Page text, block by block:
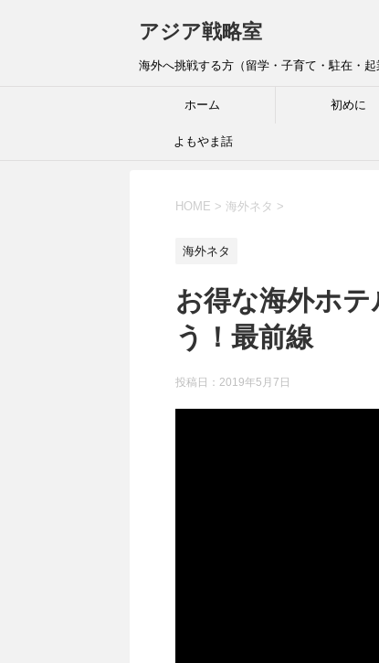
アジア戦略室
海外へ挑戦する方（留学・子育て・駐在・
ホーム 初めに
よもやま話
HOME > 海外ネタ >
海外ネタ
お得な海外ホ
う！最前線
投稿日： 2019年5月7日